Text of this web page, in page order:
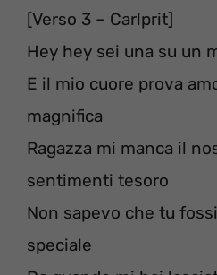
[Verso 3 – Carlprit]
Hey hey sei una su un
E il mio cuore prova
magnifica
Ragazza mi manca il
sentimenti tesoro
Non sapevo che tu
speciale